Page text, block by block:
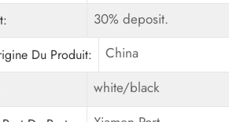
30% deposit.
Du Produit: China
white/black